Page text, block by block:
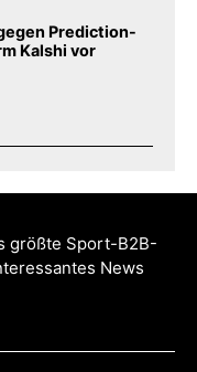
Prediction-
Kalshi vor
größte Sport-B2B-
News